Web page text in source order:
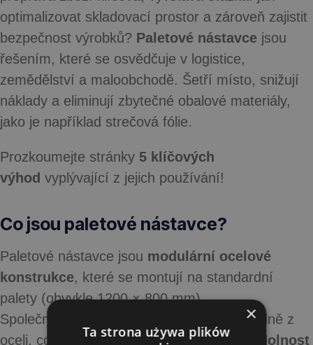
optimalizovat skladovací prostor a zároveň zajistit
bezpečnost výrobků? Paletové nástavce jsou
řešením, které se osvědčuje v logistice,
zemědělství a maloobchodě. Šetří místo, snižují
náklady a eliminují zbytečné obalové materiály,
jako je například strečová fólie.
Prozkoumejte stránky 5 klíčových
výhod vyplývající z jejich používání!
Co jsou paletové nástavce?
Paletové nástavce jsou modulární ocelové
konstrukce, které se montují na standardní
palety (obvykle 1200 × 800 mm).
Společnost
vyrábí nástavce výhradně z
oceli, což zajišťuje, že jsourobustnost, odolnost
×
Ta strona używa plików